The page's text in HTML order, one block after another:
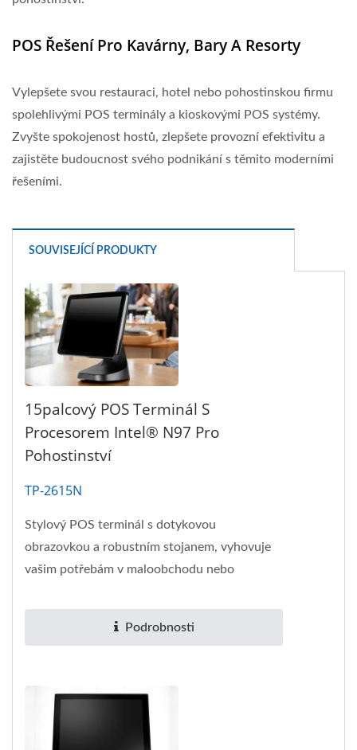
POS Řešení Pro Kavárny, Bary A Resorty
Vylepšete svou restauraci, hotel nebo pohostinskou firmu
spolehlivými POS terminály a kioskovými POS systémy.
Zvyšte spokojenost hostů, zlepšete provozní efektivitu a
zajistěte budoucnost svého podnikání s těmito moderními
řešeními.
SOUVISEJÍCÍ PRODUKTY
15palcový POS Terminál S
Procesorem Intel® N97 Pro
Pohostinství
TP-2615N
Stylový POS terminál s dotykovou
obrazovkou a robustním stojanem, vyhovuje
vašim potřebám v maloobchodu nebo
Podrobnosti